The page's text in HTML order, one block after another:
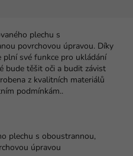
plechu s
povrchovou úpravou. Díky
plní své funkce pro ukládání
bude těšit oči a budit závist
z kvalitních materiálů
podmínkám..
plechu s oboustrannou,
úpravou